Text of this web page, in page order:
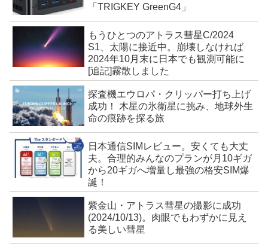
「TRIGKEY GreenG4」
もうひとつのアトラス彗星C/2024
S1、太陽に接近中。崩壊しなければ
2024年10月末に日本でも観測可能に
[追記]霧散しました
探査機エウロパ・クリッパー打ち上げ
成功！ 木星の氷衛星に挑み、地球外生
命の痕跡を探る旅
日本通信SIMレビュー。安くても大丈
夫。合理的みんなのプランが月10ギガ
から20ギガへ増量し最強の格安SIM爆
誕！
紫金山・アトラス彗星の撮影に成功
(2024/10/13)。肉眼でもわずかに見え
る美しい彗星